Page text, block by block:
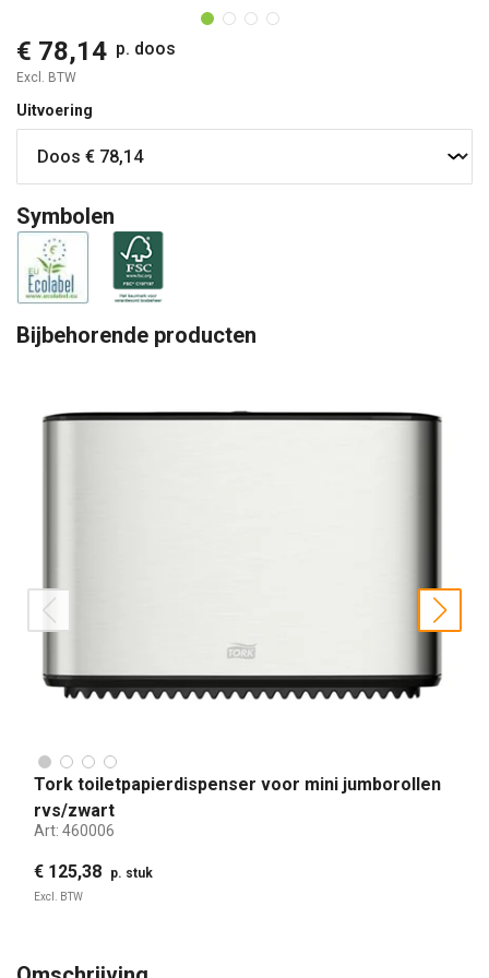
€ 78,14 p. doos
Excl. BTW
Uitvoering
Symbolen
Bijbehorende producten
Tork toiletpapierdispenser voor mini jumborollen
rvs/zwart
Art: 460006
€ 125,38 p. stuk
Excl. BTW
prev next